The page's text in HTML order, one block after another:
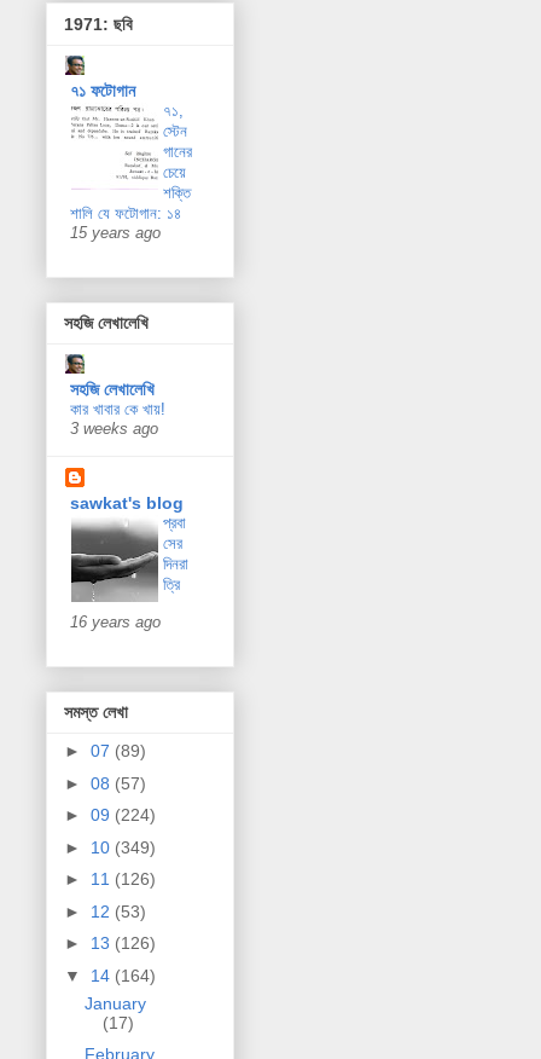
1971: ছবি
৭১ ফটোগান
৭১,
স্টেন
গানের
চেয়ে
শক্তি
শালি যে ফটোগান: ১৪
15 years ago
সহজি লেখালেখি
সহজি লেখালেখি
কার খাবার কে খায়!
3 weeks ago
sawkat's blog
প্রবা
সের
দিনরা
ত্রি
16 years ago
সমস্ত লেখা
►07 (89)
►08 (57)
►09 (224)
► 10 (349)
► 11 (126)
► 12 (53)
► 13 (126)
▼ 14 (164)
January
(17)
February